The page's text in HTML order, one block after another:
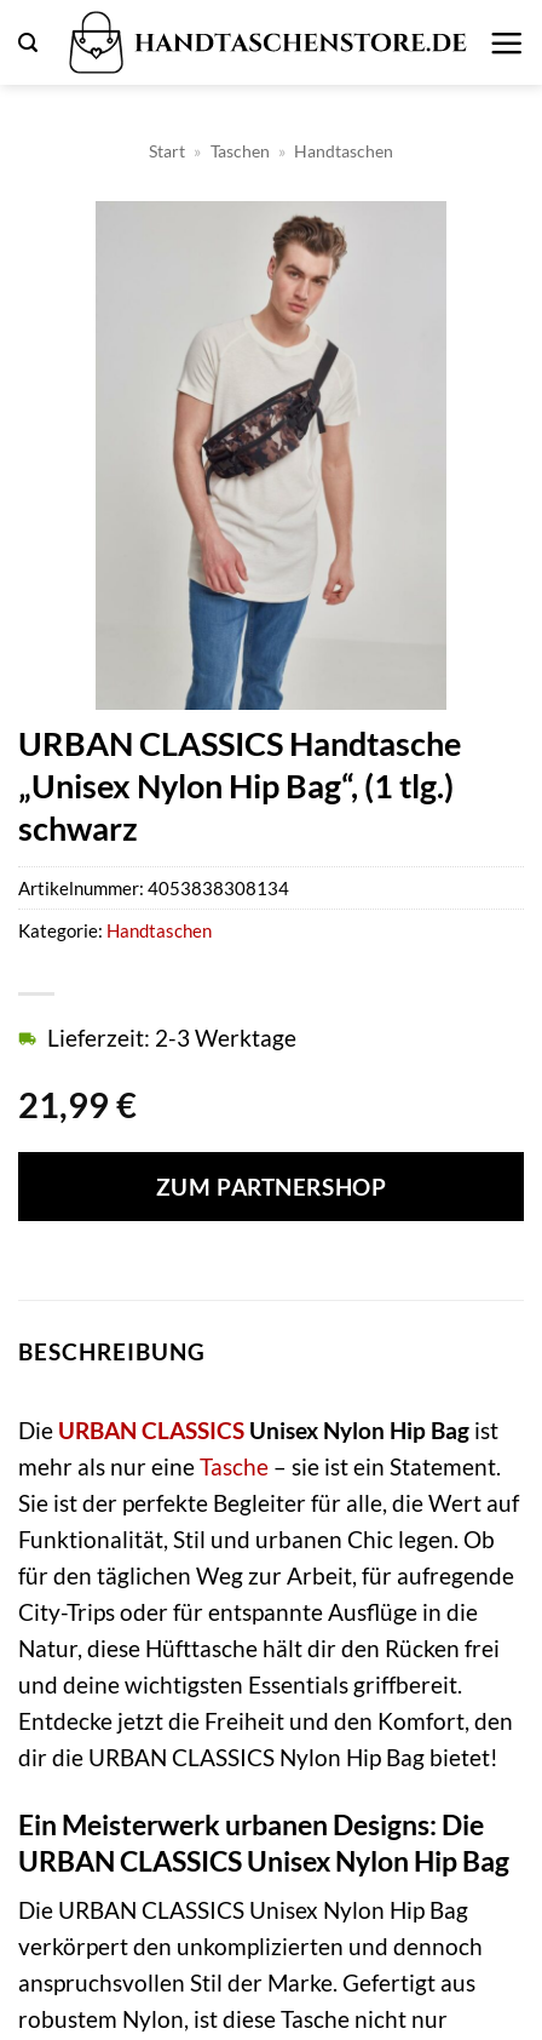
Inhalt
Start » Taschen » Handtaschen
URBAN CLASSICS Handtasche
„Unisex Nylon Hip Bag“, (1 tlg.)
schwarz
21,99 €
Lieferzeit: 2-3 Werktage
ZUM PARTNERSHOP
Artikelnummer: 4053838308134
Kategorie: Handtaschen
BESCHREIBUNG
Die URBAN CLASSICS Unisex Nylon Hip Bag ist
mehr als nur eineTasche – sie ist ein Statement.
Sie ist der perfekte Begleiter für alle, die Wert auf
Funktionalität, Stil und urbanen Chic legen. Ob
für den täglichen Weg zur Arbeit, für aufregende
City-Trips oder für entspannte Ausflüge in die
Natur, diese Hüfttasche hält dir den Rücken frei
und deine wichtigsten Essentials griffbereit.
Entdecke jetzt die Freiheit und den Komfort, den
dir die URBAN CLASSICS Nylon Hip Bag bietet!
Ein Meisterwerk urbanen Designs: Die
URBAN CLASSICS Unisex Nylon Hip Bag
Die URBAN CLASSICS Unisex Nylon Hip Bag
verkörpert den unkomplizierten und dennoch
anspruchsvollen Stil der Marke. Gefertigt aus
robustem Nylon, ist diese Tasche nicht nur